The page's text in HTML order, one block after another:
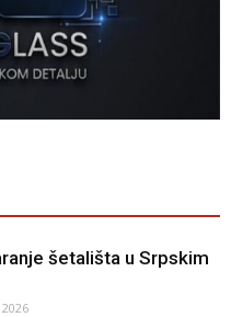
šetališta u Srpskim